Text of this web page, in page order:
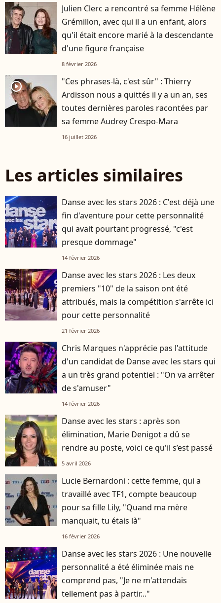
Julien Clerc a rencontré sa femme Hélène
Grémillon, avec qui il a un enfant, alors
qu'il était encore marié à la descendante
d'une figure française
8 février 2026
player2
"Ces phrases-là, c'est sûr" : Thierry
Ardisson nous a quittés il y a un an, ses
toutes dernières paroles racontées par
sa femme Audrey Crespo-Mara
16 juillet 2026
Les articles similaires
Danse avec les stars 2026 : C'est déjà une
fin d'aventure pour cette personnalité
qui avait pourtant progressé, "c'est
presque dommage"
14 février 2026
Danse avec les stars 2026 : Les deux
premiers "10" de la saison ont été
attribués, mais la compétition s'arrête ici
pour cette personnalité
21 février 2026
Chris Marques n'apprécie pas l'attitude
d'un candidat de Danse avec les stars qui
a un très grand potentiel : "On va arrêter
de s'amuser"
14 février 2026
Danse avec les stars : après son
élimination, Marie Denigot a dû se
rendre au poste, voici ce qu'il s’est passé
5 avril 2026
Lucie Bernardoni : cette femme, qui a
travaillé avec TF1, compte beaucoup
pour sa fille Lily, "Quand ma mère
manquait, tu étais là"
16 février 2026
Danse avec les stars 2026 : Une nouvelle
personnalité a été éliminée mais ne
comprend pas, "Je ne m'attendais
tellement pas à partir..."